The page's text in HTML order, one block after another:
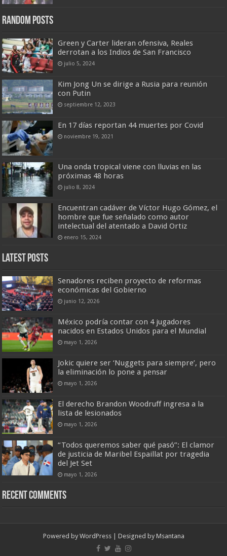
Random Posts
Green y Carter lideran ofensiva, Reales
derrotan a los Indios de San Francisco
julio 5, 2024
Kim Jong Un se dirige a Rusia para reunión
con Putin
septiembre 12, 2023
En 17 días reportan 44 muertes por Covid
noviembre 19, 2021
Una onda tropical viene con lluvias en las
próximas 48 horas
julio 8, 2024
Encuentran cadáver de Víctor Hugo Gómez, el
hombre que fue señalado como autor
intelectual del atentado a David Ortiz
enero 15, 2024
Latest Posts
Senadores reciben proyecto de reformas
económicas del Gobierno
junio 12, 2026
México podría contar con 4 jugadores
nacidos en Estados Unidos para el Mundial
mayo 1, 2026
Jokic quiere ser ‘Nuggets para siempre’, pero
la eliminación lo pone a pensar
mayo 1, 2026
El derecho Brandon Woodruff ingresa a la
lista de lesionados
mayo 1, 2026
“Todos queremos saber qué pasó”: El clamor
de justicia de Maribel Espaillat por tragedia
del Jet Set
mayo 1, 2026
Recent Comments
Powered by WordPress| Designed by Msantana